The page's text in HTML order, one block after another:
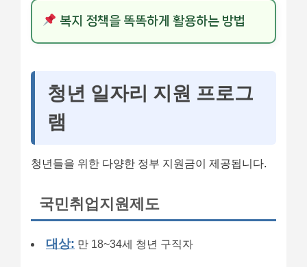
복지 정책을 똑똑하게 활용하는 방법
청년 일자리 지원 프로그
램
청년들을 위한 다양한 정부 지원금이 제공됩니다.
국민취업지원제도
대상: 만 18~34세 청년 구직자